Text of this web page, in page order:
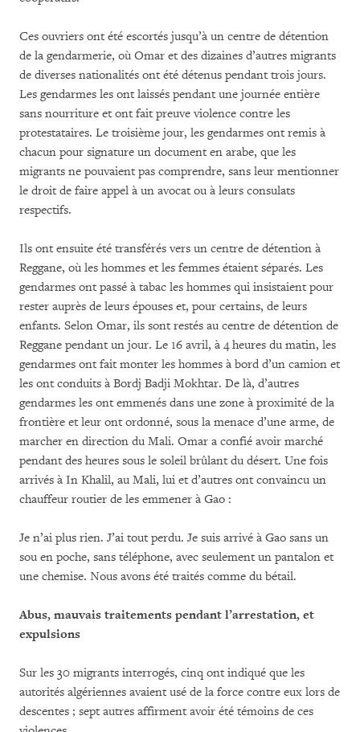
Ces ouvriers ont été escortés jusqu’à un centre de détention
de la gendarmerie, où Omar et des dizaines d’autres migrants
de diverses nationalités ont été détenus pendant trois jours.
Les gendarmes les ont laissés pendant une journée entière
sans nourriture et ont fait preuve violence contre les
protestataires. Le troisième jour, les gendarmes ont remis à
chacun pour signature un document en arabe, que les
migrants ne pouvaient pas comprendre, sans leur mentionner
le droit de faire appel à un avocat ou à leurs consulats
respectifs.
Ils ont ensuite été transférés vers un centre de détention à
Reggane, où les hommes et les femmes étaient séparés. Les
gendarmes ont passé à tabac les hommes qui insistaient pour
rester auprès de leurs épouses et, pour certains, de leurs
enfants. Selon Omar, ils sont restés au centre de détention de
Reggane pendant un jour. Le 16 avril, à 4 heures du matin, les
gendarmes ont fait monter les hommes à bord d’un camion et
les ont conduits à Bordj Badji Mokhtar. De là, d’autres
gendarmes les ont emmenés dans une zone à proximité de la
frontière et leur ont ordonné, sous la menace d’une arme, de
marcher en direction du Mali. Omar a confié avoir marché
pendant des heures sous le soleil brûlant du désert. Une fois
arrivés à In Khalil, au Mali, lui et d’autres ont convaincu un
chauffeur routier de les emmener à Gao :
Je n’ai plus rien. J’ai tout perdu. Je suis arrivé à Gao sans un
sou en poche, sans téléphone, avec seulement un pantalon et
une chemise. Nous avons été traités comme du bétail.
Abus, mauvais traitements pendant l’arrestation, et
expulsions
Sur les 30 migrants interrogés, cinq ont indiqué que les
autorités algériennes avaient usé de la force contre eux lors de
descentes ; sept autres affirment avoir été témoins de ces